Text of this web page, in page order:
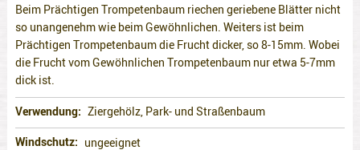
Beim Prächtigen Trompetenbaum riechen geriebene Blätter nicht
so unangenehm wie beim Gewöhnlichen. Weiters ist beim
Prächtigen Trompetenbaum die Frucht dicker, so 8-15mm. Wobei
die Frucht vom Gewöhnlichen Trompetenbaum nur etwa 5-7mm
dick ist.
Verwendung Ziergehölz, Park- und Straßenbaum
Windschutz
ungeeignet